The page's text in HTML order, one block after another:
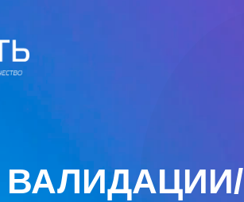
ВАЛИДАЦИИ/